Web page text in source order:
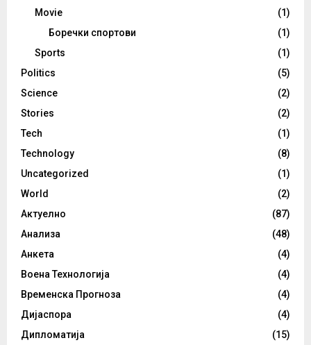
Movie
(1)
Боречки спортови
(1)
Sports
(1)
Politics
(5)
Science
(2)
Stories
(2)
Tech
(1)
Technology
(8)
Uncategorized
(1)
World
(2)
Актуелно
(87)
Анализа
(48)
Анкета
(4)
Воена Технологија
(4)
Временска Прогноза
(4)
Дијаспора
(4)
Дипломатија
(15)